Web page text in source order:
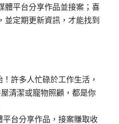
體平台分享作品並接案；喜
定期更新資訊，才能找到
許多人忙碌於工作生活，
清潔或寵物照顧，都是你
台分享作品，接案賺取收